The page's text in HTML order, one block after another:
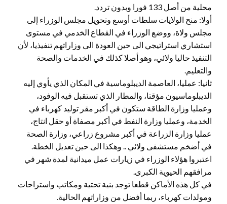
محلية من أصل 133 فورا وبدون تردد.
أولا: منح الولايات سلطات أوسع وتحويل مجلس الوزراء إلى
مجلس ولاة، ووضع الوزراء في القطاع الخدمي في مستوى
استشاري استراتيجي الى حين العودة الى وزاراتهم تنفيذيا، لأن
التنفيذ حاليا ولائي، وهو أصلا كذلك في الخدمات والصحة
والتعليم.
ثانيا: عمليا، العاصمة الديبلوماسية في المكان الذي يأوي إليه
الديبلوماسيون مؤقتا، والمطار الذي تستقبل فيه الوفود،
وعمليا وزارة الطاقة ستكون في أكبر مقر توليد كهرباء في
الخدمة، وعمليا وزارة النفط في أكبر مصفاة أو حقل انتاج،
عمليا وزارة الزراعة في أكبر مشروع زراعي، وزارة الصحة
في أضخم مستشفى ولائي .. وهكذا الى حين تعديل الخطة.
اعتبروا هؤلاء الوزراء في زيارات عمل ميدانية لمدة شهر في
مرافقهم الحيوية الكبرى.
في كل هذه الأماكن قطعا توجد بنية تحتية ومكاتب واستراحات
ومولدات كهرباء، ربما أفضل من وزاراتهم الحالية.